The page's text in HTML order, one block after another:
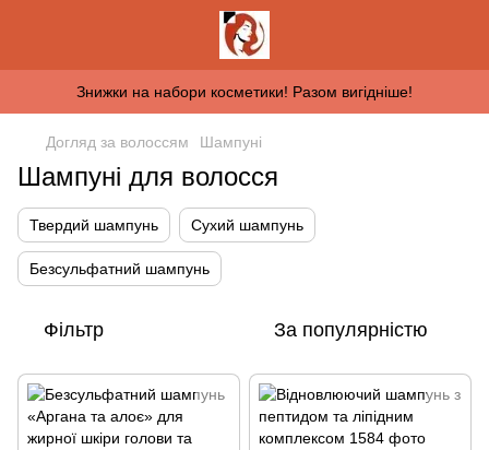
Знижки на набори косметики! Разом вигідніше!
Догляд за волоссям Шампуні
Шампуні для волосся
Твердий шампунь Сухий шампунь
Безсульфатний шампунь
Фільтр За популярністю